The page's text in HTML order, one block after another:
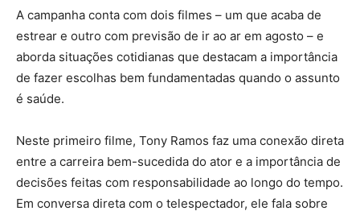
A campanha conta com dois filmes – um que acaba de
estrear e outro com previsão de ir ao ar em agosto – e
aborda situações cotidianas que destacam a importância
de fazer escolhas bem fundamentadas quando o assunto
é saúde.
Neste primeiro filme, Tony Ramos faz uma conexão direta
entre a carreira bem-sucedida do ator e a importância de
decisões feitas com responsabilidade ao longo do tempo.
Em conversa direta com o telespectador, ele fala sobre